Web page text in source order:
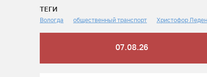
ТЕГИ
Вологда общественный транспорт Христофор
07.08.26